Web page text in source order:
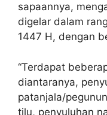
sapaannya,
digelar dalam
1447 H, dengan
“Terdapat
diantaranya,
patanjala/
tilu, penyuluhan